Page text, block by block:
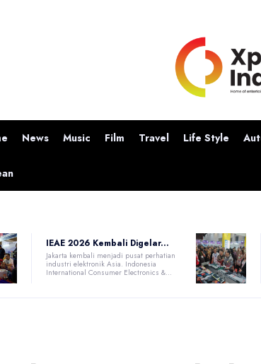
News Music Film Travel Life Style
IEAE 2026 Kembali Digelar...
Jakarta kembali menjadi pusat perhatian
industri elektronik Asia. Indonesia
International Consumer Electronics &...